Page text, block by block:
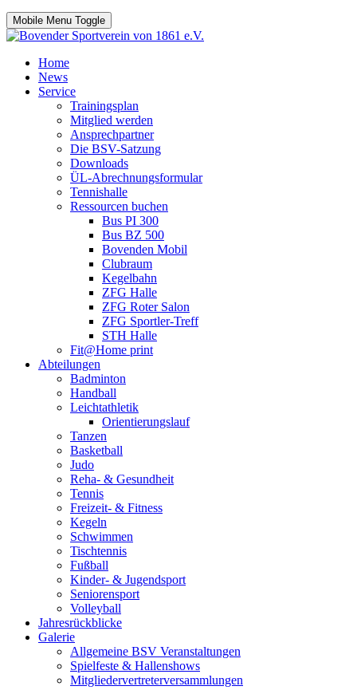
Mobile Menu Toggle
Home
News
Service
Trainingsplan
Mitglied werden
Ansprechpartner
Die BSV-Satzung
Downloads
ÜL-Abrechnungsformular
Tennishalle
Ressourcen buchen
Bus PI 300
Bus BZ 500
Bovenden Mobil
Clubraum
Kegelbahn
ZFG Halle
ZFG Roter Salon
ZFG Sportler-Treff
STH Halle
Fit@Home print
Abteilungen
Badminton
Handball
Leichtathletik
Orientierungslauf
Tanzen
Basketball
Judo
Reha- & Gesundheit
Tennis
Freizeit- & Fitness
Kegeln
Schwimmen
Tischtennis
Fußball
Kinder- & Jugendsport
Seniorensport
Volleyball
Jahresrückblicke
Galerie
Allgemeine BSV Veranstaltungen
Spielfeste & Hallenshows
Mitgliedervertreterversammlungen